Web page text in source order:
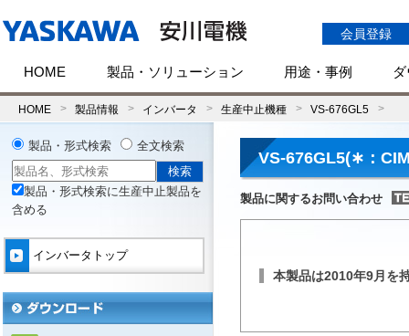
会員登録
HOME 製品・ソリューション 用途・事例
HOME 製品情報 インバータ 生産中止機種 VS-676GL5
VS-676GL5(∗：
製品に関するお問い合わせ
本製品は2010年9月を
製品・形式検索 全文検索
製品・形式検索に生産中止製品を
含める
インバータトップ